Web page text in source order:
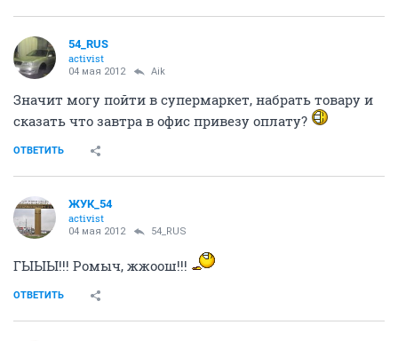
54_RUS
activist
04 мая 2012 Aik
Значит могу пойти в супермаркет, набрать товару и
сказать что завтра в офис привезу оплату?
ОТВЕТИТЬ
ЖУК_54
activist
04 мая 2012 54_RUS
ГЫЫЫ!!! Ромыч, жжоош!!!
ОТВЕТИТЬ